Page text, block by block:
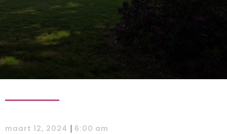
maart 12, 2024 | 6:00 am